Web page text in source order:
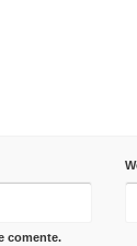
comente.